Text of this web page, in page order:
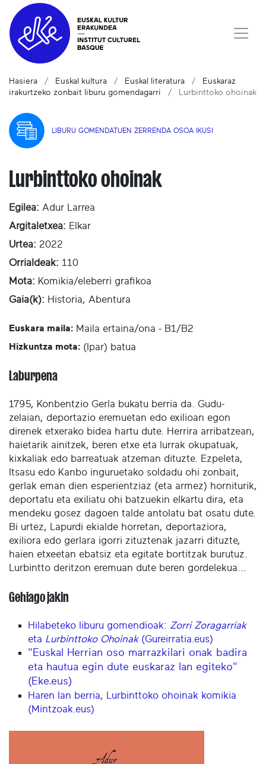
Hasiera Euskal kultura Euskal literatura
Euskaraz
irakurtzeko zonbait liburu gomendagarri
Lurbinttoko ohoinak
LIBURU GOMENDATUEN ZERRENDA OSOA IKUSI
Lurbinttoko ohoinak
Egilea: Adur Larrea
Argitaletxea: Elkar
Urtea: 2022
Orrialdeak: 110
Mota: Komikia/eleberri grafikoa
Gaia(k): Historia, Abentura
Euskara maila: Maila ertaina/ona - B1/B2
Hizkuntza mota: (Ipar) batua
Laburpena
1795, Konbentzio Gerla bukatu berria da. Gudu-
zelaian, deportazio eremuetan edo exilioan egon
direnek etxerako bidea hartu dute. Herrira arribatzean,
haietarik ainitzek, beren etxe eta lurrak okupatuak,
kixkaliak edo barreatuak atzeman dituzte. Ezpeleta,
Itsasu edo Kanbo inguruetako soldadu ohi zonbait,
gerlak eman dien esperientziaz (eta armez) horniturik,
deportatu eta exiliatu ohi batzuekin elkartu dira, eta
mendeku gosez dagoen talde antolatu bat osatu dute.
Bi urtez, Lapurdi ekialde horretan, deportaziora,
exiliora edo gerlara igorri zituztenak jazarri dituzte,
haien etxeetan ebatsiz eta egitate bortitzak burutuz.
Lurbintto deritzon eremuan dute beren gordelekua...
Gehiago jakin
Hilabeteko liburu gomendioak: Zorri Zoragarriak
eta Lurbinttoko Ohoinak(Gureirratia.eus)
"Euskal Herrian oso marrazkilari onak badira
eta hautua egin dute euskaraz lan egiteko"
(Eke.eus)
Haren lan berria, Lurbinttoko ohoinak komikia
(Mintzoak.eus)